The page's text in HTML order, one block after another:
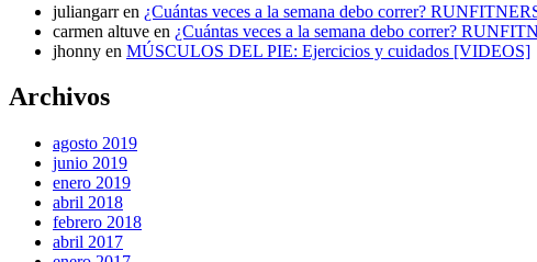
juliangarren ¿Cuántas veces a la semana debo correr?
carmen altuve en ¿Cuántas veces a la semana debo correr?
jhonny en MÚSCULOS DEL PIE: Ejercicios y cuidados [VIDEOS]
Archivos
agosto 2019
junio 2019
enero 2019
abril 2018
febrero 2018
abril 2017